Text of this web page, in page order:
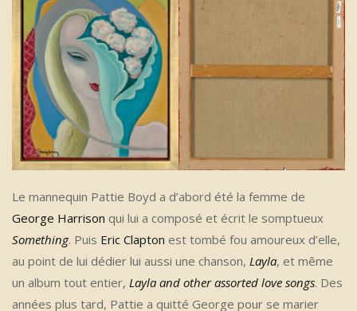
Le mannequin Pattie Boyd a d’abord été la femme de
George Harrison qui lui a composé et écrit le somptueux
Something. Puis Eric Clapton est tombé fou amoureux d’elle,
au point de lui dédier lui aussi une chanson, Layla, et même
un album tout entier, Layla and other assorted love songs. Des
années plus tard, Pattie a quitté George pour se marier